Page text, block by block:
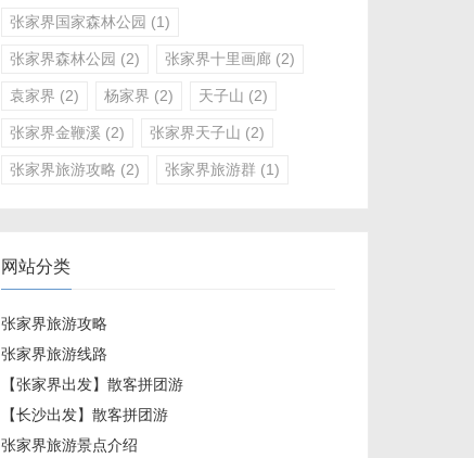
张家界国家森林公园 (1)
张家界森林公园 (2) 张家界十里画廊 (2)
袁家界 (2) 杨家界 (2) 天子山 (2)
张家界金鞭溪 (2) 张家界天子山 (2)
张家界旅游攻略 (2) 张家界旅游群 (1)
网站分类
张家界旅游攻略
张家界旅游线路
【张家界出发】散客拼团游
【长沙出发】散客拼团游
张家界旅游景点介绍